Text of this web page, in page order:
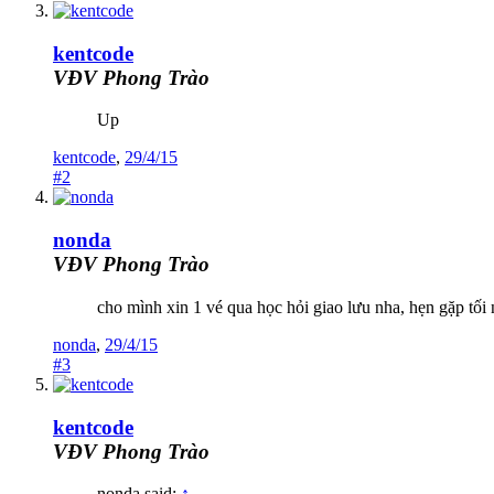
kentcode
VĐV Phong Trào
Up
kentcode, 29/4/15
#2
nonda
VĐV Phong Trào
cho mình xin 1 vé qua học hỏi giao lưu nha, hẹn gặp tối
nonda, 29/4/15
#3
kentcode
VĐV Phong Trào